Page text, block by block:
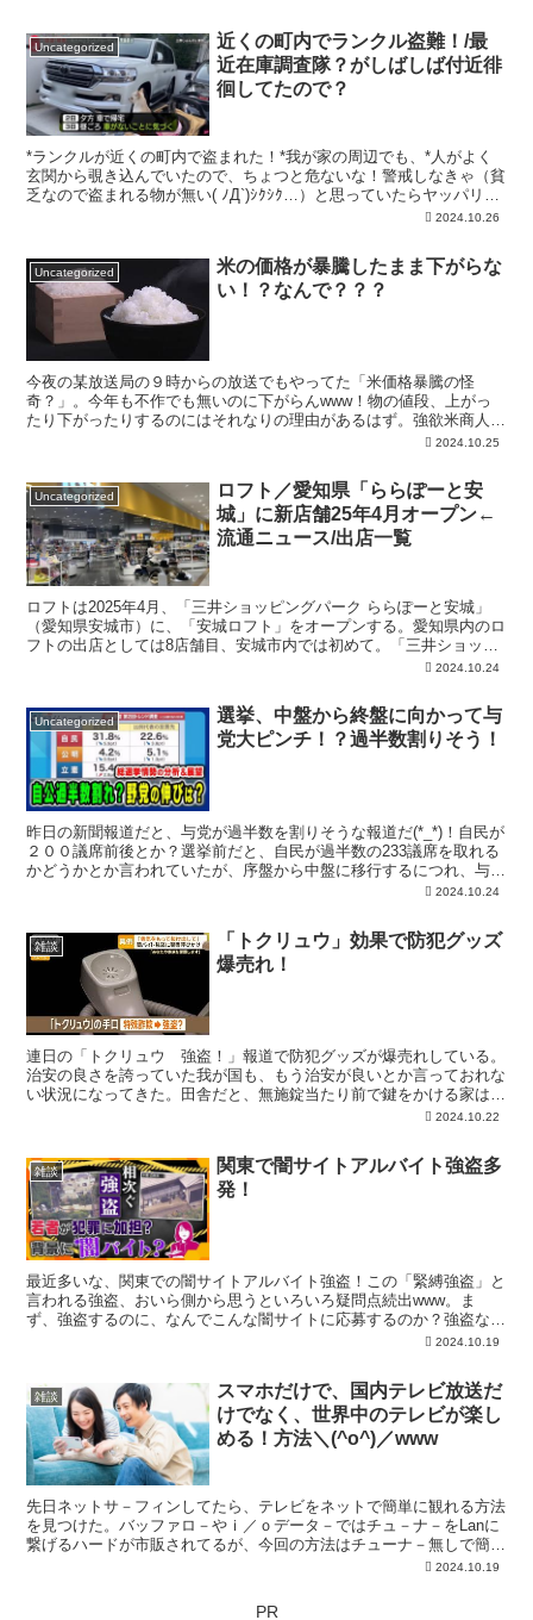
国会で１か月位論戦してから解散すれば良かったとホゾを噛んでるか
な？隠して逃げたと国民に思われた、更に石破さんの発言がブレブレ
し過ぎたようだ。やはりどんな人も、調子の悪い時は判断も鈍るよ
う...
Uncategorized
近くの町内でランクル盗難！/最
近在庫調査隊？がしばしば付近徘
徊してたので？
*ランクルが近くの町内で盗まれた！*我が家の周辺でも、*人がよく
玄関から覗き込んでいたので、ちょつと危ないな！警戒しなきゃ（貧
乏なので盗まれる物が無い( ﾉД`)ｼｸｼｸ…）と思っていたらヤッパリ起
こったwww。まぁ盗難のリスクの大きいランクルを持っているとい
にしてもほぼ盗難に会うと分かっている車をよく購入したな、勇気の
ある金持ちだなwww。）盗難保険にも加入しているだろうから、本
当の被害者は保険屋かな？ランクルなどの評判車は、窃盗集...
2024.10.26
Uncategorized
米の価格が暴騰したまま下がらな
い！？なんで？？？
今夜の某放送局の９時からの放送でもやってた「米価格暴騰の怪
奇？」。今年も不作でも無いのに下がらんwww！物の値段、上がっ
たり下がったりするのにはそれなりの理由があるはず。強欲米商人の
買い占め？今年のコメの収穫、大豊作とまではいかないが、平年並み
貯蔵米、放出する気が無いようだ。古米放出して、値段見ながら又新
米を貯めたほうがいいのに、そんな報道は無い( ﾉД`)ｼｸｼｸ…。今回の
コメ価格の暴騰、作為的な値段の釣上げの匂いがプンプンするww...
2024.10.25
Uncategorized
ロフト／愛知県「ららぽーと安
城」に新店舗25年4月オープン←
流通ニュース/出店一覧
ロフトは2025年4月、「三井ショッピングパーク ららぽーと安城」
（愛知県安城市）に、「安城ロフト」をオープンする。愛知県内のロ
フトの出店としては8店舗目、安城市内では初めて。「三井ショッピ
ングパーク ららぽーと安城」は、JR東海道本線安城駅より徒歩10分
域からのアクセスが良い施設。周辺都市には自動車関連企業も多く、
人口増加が続く都市で、車30分圏内商圏は100万人が在住しているエ
リアだという。愛知県内の既存のロフトを利用している顧客...
2024.10.24
Uncategorized
選挙、中盤から終盤に向かって与
党大ピンチ！？過半数割りそう！
昨日の新聞報道だと、与党が過半数を割りそうな報道だ(*_*)！自民が
２００議席前後とか？選挙前だと、自民が過半数の233議席を取れる
かどうかとか言われていたが、序盤から中盤に移行するにつれ、与党
の逆風が相当凄いと伝えられ、最近では与党で過半数割れもあると
金脱税問題で国民は相当頭にきてるようだ。ある意味、そういう選挙
結果予想は日本の民主主義も健全かと思われるwww。しかし、裏金
事件を世の表面に押し出した「赤旗の」共産党はやや微減とか言わ...
2024.10.24
雑談
「トクリュウ」効果で防犯グッズ
爆売れ！
連日の「トクリュウ 強盗！」報道で防犯グッズが爆売れしている。
治安の良さを誇っていた我が国も、もう治安が良いとか言っておれな
い状況になってきた。田舎だと、無施錠当たり前で鍵をかける家は無
かったが、ここまで物騒な時代になると、面倒な施錠もしなきゃいけ
レベルが異なるのが面白かった。厳重な防犯レベルの地域は、ここは
物騒な地域なんだと、大きな目安になる。バンコク市街の大きな屋敷
を見ると、屋敷周りは厳重な有刺鉄線で塀は覆われている。屋敷内は
大き...
2024.10.22
雑談
関東で闇サイトアルバイト強盗多
発！
最近多いな、関東での闇サイトアルバイト強盗！この「緊縛強盗」と
言われる強盗、おいら側から思うといろいろ疑問点続出www。ま
ず、強盗するのに、なんでこんな闇サイトに応募するのか？強盗なん
て一人で誰にも相談しないでするもんじゃないの？仲間でやれば捕ま
えば、リスクが殆どないこの闇サイトアルバイトの雇用主。どうせや
るならこっち側（雇用側）でやればいいのにwww。普通に考えれ
ば、「強盗」なんて、お金が無い程度の事情だけで出来るものでは無
い。金銭...
2024.10.19
雑談
スマホだけで、国内テレビ放送だ
けでなく、世界中のテレビが楽し
める！方法＼(^o^)／www
先日ネットサ－フィンしてたら、テレビをネットで簡単に観れる方法
を見つけた。バッファロ－やｉ／ｏデータ－ではチュ－ナ－をLanに
繋げるハードが市販されてるが、今回の方法はチューナ－無しで簡単
に観れるというのが肝。（トイレや入浴中でも簡単にテレビ放送が楽
のVLCメディアプレイア－がお勧めのようだ。このフリ－ソフトは、
2024.10.19
PR